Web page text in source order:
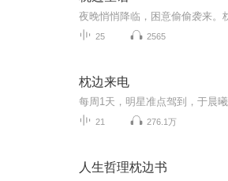
25 2565
枕边来电
21 276.1万
人生哲理枕边书